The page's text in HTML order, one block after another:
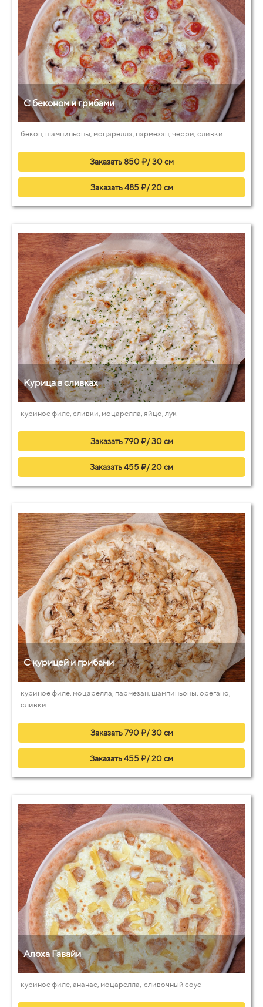
С беконом и грибами
бекон, шампиньоны, моцарелла, пармезан, черри, сливки
Заказать 850 ₽/ 30 см
Заказать 485 ₽/ 20 см
Курица в сливках
куриное филе, сливки, моцарелла, яйцо, лук
Заказать 790 ₽/ 30 см
Заказать 455 ₽/ 20 см
С курицей и грибами
куриное филе, моцарелла, пармезан, шампиньоны, орегано,
сливки
Заказать 790 ₽/ 30 см
Заказать 455 ₽/ 20 см
Алоха Гавайи
куриное филе, ананас, моцарелла, сливочный соус